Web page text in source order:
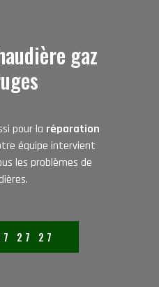
gaz
pour la réparation
équipe intervient
les problèmes de
27 27